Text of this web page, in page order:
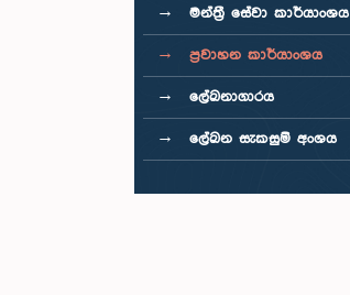
මන්ත්‍රී සේවා කාර්යාංශය
ප්‍රවාහන කාර්යාංශය
ලේඛනාගාරය
ලේඛන සැකසුම් අංශය